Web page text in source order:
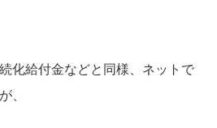
化給付金などと同様、ネットで
、